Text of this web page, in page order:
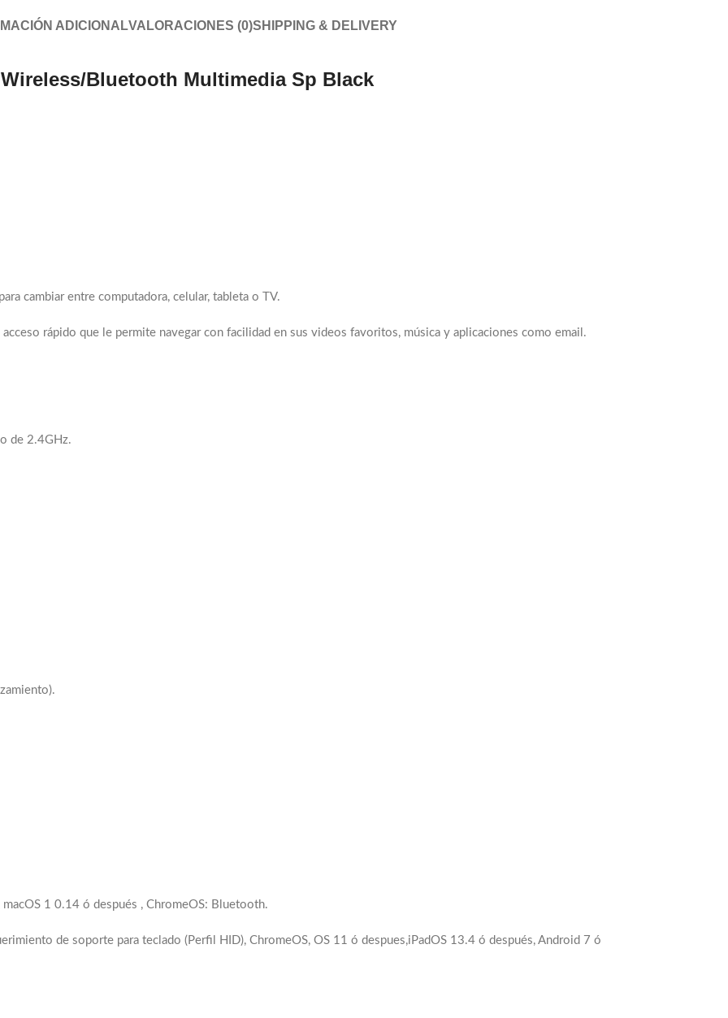
ADICIONALVALORACIONES (0)SHIPPING & DELIVERY
Bluetooth Multimedia Sp Black
cambiar entre computadora, celular, tableta o TV.
rápido que le permite navegar con facilidad en sus videos favoritos, música y aplicaciones como email.
de 2.4GHz.
1 0.14 ó después , ChromeOS: Bluetooth.
de soporte para teclado (Perfil HID), ChromeOS, OS 11 ó despues,iPadOS 13.4 ó después, Android 7 ó